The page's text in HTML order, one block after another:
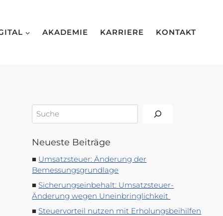
AKADEMIE KARRIERE KONTAKT
Suchen
Neueste Beiträge
Umsatzsteuer: Änderung der
Bemessungsgrundlage
Sicherungseinbehalt: Umsatzsteuer-
Änderung wegen Uneinbringlichkeit
Steuervorteil nutzen mit Erholungsbeihilfen